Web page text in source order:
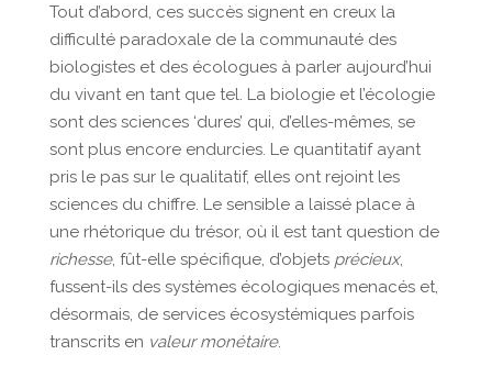
Tout d’abord, ces succès signent en creux la
difficulté paradoxale de la communauté des
biologistes et des écologues à parler aujourd’hui
du vivant en tant que tel. La biologie et l’écologie
sont des sciences ‘dures’ qui, d’elles-mêmes, se
sont plus encore endurcies. Le quantitatif ayant
pris le pas sur le qualitatif, elles ont rejoint les
sciences du chiffre. Le sensible a laissé place à
une rhétorique du trésor, où il est tant question de
richesse, fût-elle spécifique, d’objets précieux,
fussent-ils des systèmes écologiques menacés et,
désormais, de services écosystémiques parfois
transcrits en valeur monétaire.